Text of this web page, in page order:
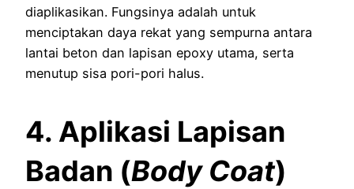
diaplikasikan. Fungsinya adalah untuk
menciptakan daya rekat yang sempurna antara
lantai beton dan lapisan epoxy utama, serta
menutup sisa pori-pori halus.
4. Aplikasi Lapisan
Badan (Body Coat)